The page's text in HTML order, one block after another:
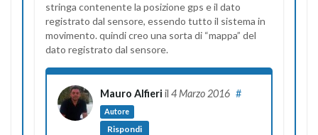
stringa contenente la posizione gps e il dato
registrato dal sensore, essendo tutto il sistema in
movimento. quindi creo una sorta di “mappa” del
dato registrato dal sensore.
Mauro Alfieri il 4 Marzo 2016
Autore
#
Rispondi